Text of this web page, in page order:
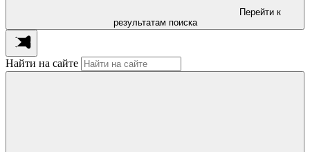
Перейти к
результатам поиска
Найти на сайте